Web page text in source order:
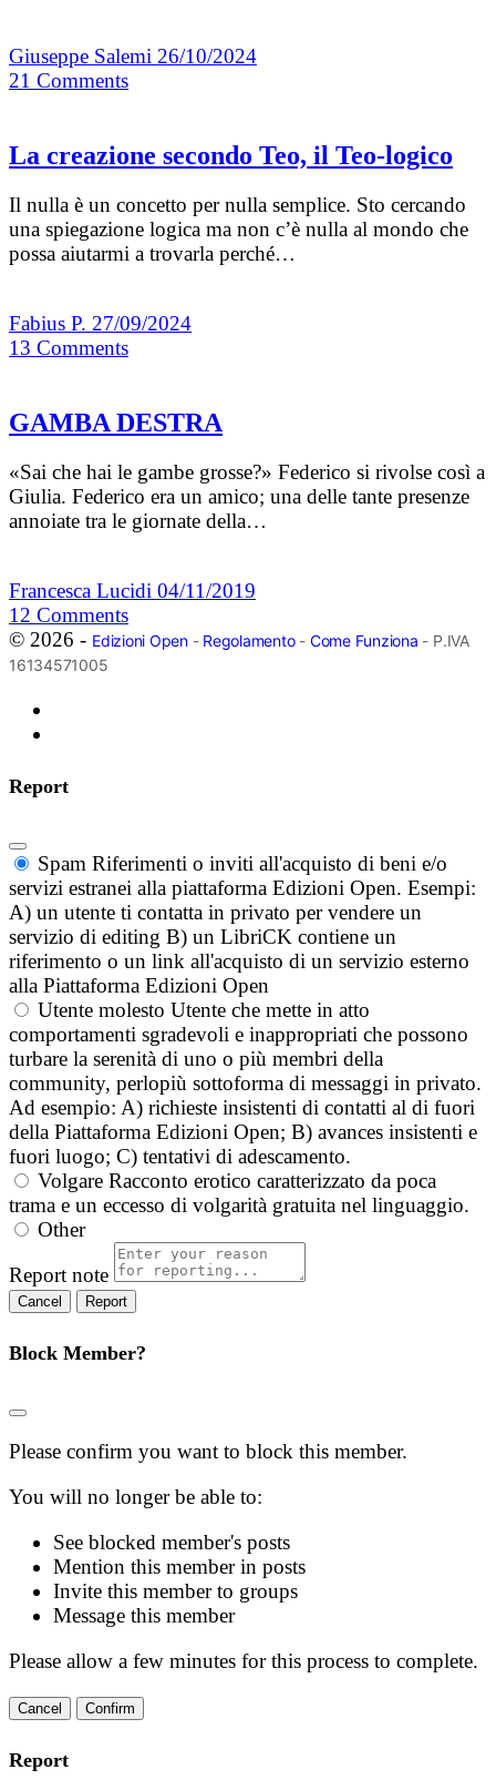
Giuseppe Salemi 26/10/2024
21 Comments
La creazione secondo Teo, il Teo-logico
Il nulla è un concetto per nulla semplice. Sto cercando
una spiegazione logica ma non c’è nulla al mondo che
possa aiutarmi a trovarla perché…
Fabius P. 27/09/2024
13 Comments
GAMBA DESTRA
«Sai che hai le gambe grosse?» Federico si rivolse così a
Giulia. Federico era un amico; una delle tante presenze
annoiate tra le giornate della…
Francesca Lucidi 04/11/2019
12 Comments
© 2026 - Edizioni Open- Regolamento- Come Funziona - P.IVA
16134571005
Report
Spam Riferimenti o inviti all'acquisto di beni e/o
servizi estranei alla piattaforma Edizioni Open. Esempi:
A) un utente ti contatta in privato per vendere un
servizio di editing B) un LibriCK contiene un
riferimento o un link all'acquisto di un servizio esterno
alla Piattaforma Edizioni Open
Utente molesto Utente che mette in atto
comportamenti sgradevoli e inappropriati che possono
turbare la serenità di uno o più membri della
community, perlopiù sottoforma di messaggi in privato.
Ad esempio: A) richieste insistenti di contatti al di fuori
della Piattaforma Edizioni Open; B) avances insistenti e
fuori luogo; C) tentativi di adescamento.
Volgare Racconto erotico caratterizzato da poca
trama e un eccesso di volgarità gratuita nel linguaggio.
Other
Report note
Report
Block Member?
Please confirm you want to block this member.
You will no longer be able to:
See blocked member's posts
Mention this member in posts
Invite this member to groups
Message this member
Please allow a few minutes for this process to complete.
Confirm
Report